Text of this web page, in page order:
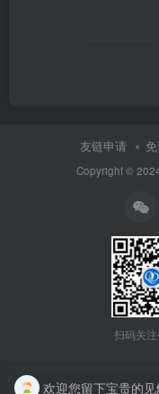
友链申请
Copyright ©
扫码关
欢迎您留下宝贵的见